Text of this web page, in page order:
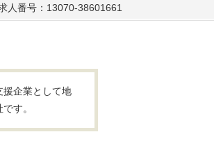
人番号：13070-38601661
援企業として地
す。